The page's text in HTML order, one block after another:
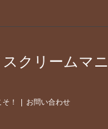
クリームマニ
！ お問い合わせ